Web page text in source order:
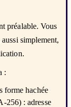
préalable. Vous
simplement,
:
forme hachée
256) : adresse